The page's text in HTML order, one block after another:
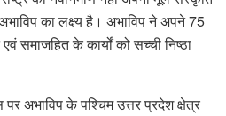
अभाविप का लक्ष्य है। अभाविप ने अपने 75
समाजहित के कार्यों को सच्ची निष्ठा
पर अभाविप के पश्चिम उत्तर प्रदेश क्षेत्र